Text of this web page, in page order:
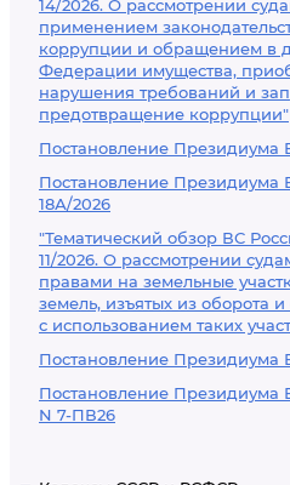
14/2026. О рассмотрении
применением
коррупции и обращением в
Федерации имущества,
нарушения требований и
предотвращение коррупции"
Постановление Президиума
Постановление Президиума
18А/2026
"Тематический обзор ВС
11/2026. О рассмотрении
правами на земельные
земель, изъятых из оборота
с использованием таких
Постановление Президиума
Постановление Президиума
N 7-ПВ26